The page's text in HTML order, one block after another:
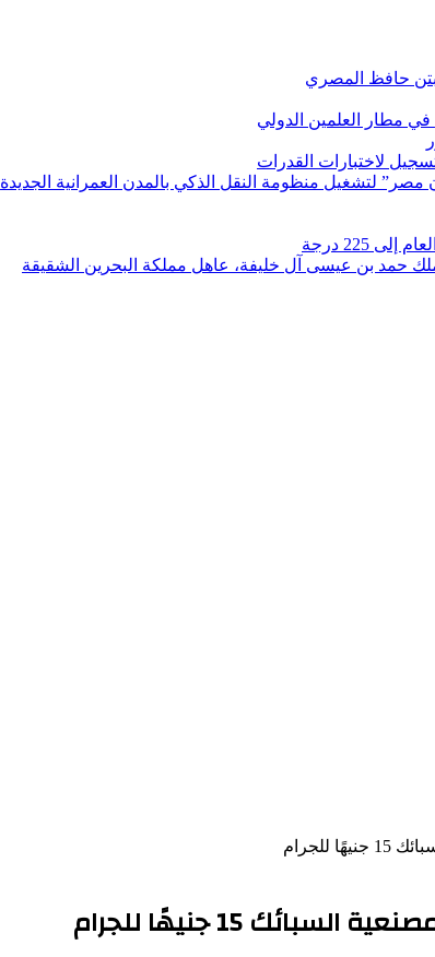
حافظ المصري
مطار العلمين الدولي
لاختبارات القدرات
لتشغيل منظومة النقل الذكي بالمدن العمرانية الجديدة
225 درجة
حمد بن عيسى آل خليفة، عاهل مملكة البحرين الشقيقة